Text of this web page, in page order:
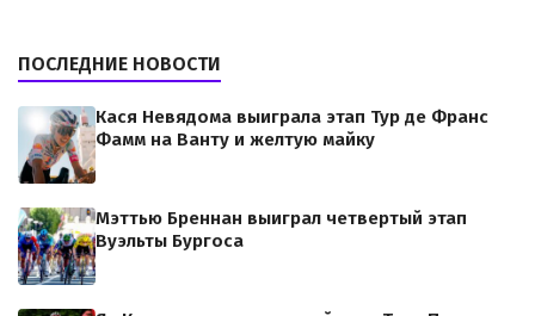
ПОСЛЕДНИЕ НОВОСТИ
Кася Невядома выиграла этап Тур де Франс
Фамм на Ванту и желтую майку
Мэттью Бреннан выиграл четвертый этап
Вуэльты Бургоса